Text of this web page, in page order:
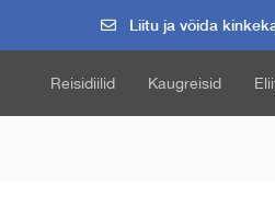
Liitu ja võida
Reisidiilid Kaugreisid